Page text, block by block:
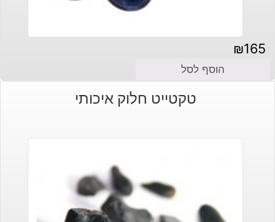
₪165
הוסף לסל
טקטייט חלוק איכותי